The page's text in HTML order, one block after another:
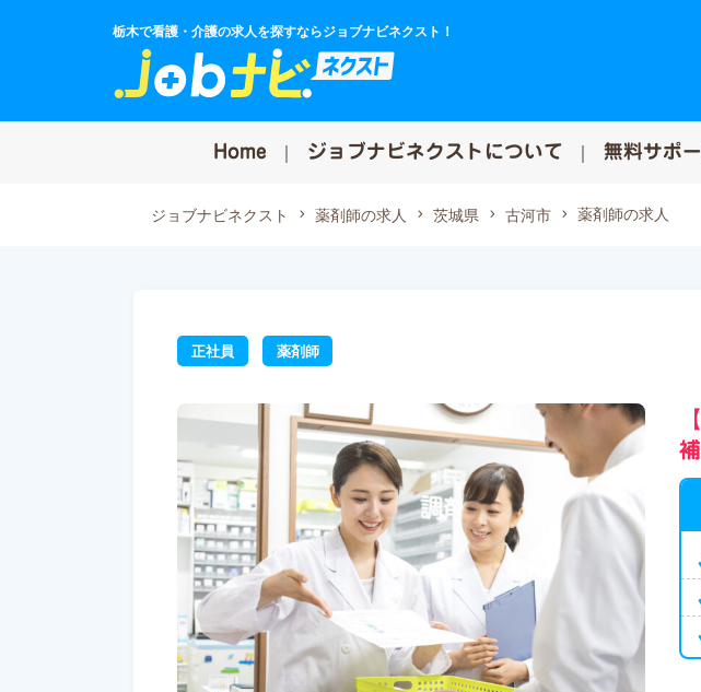
栃木で看護・介護の求人を探すならジョブナビネクスト！
Home ジョブナビネクストについて 無料サポ
ジョブナビネクスト 薬剤師の求人 茨城県 古河市 薬剤師の求人
正社員 薬剤師